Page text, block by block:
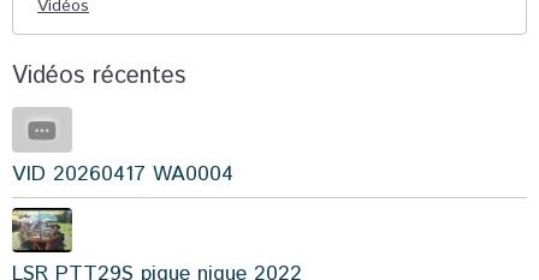
Vidéos
Vidéos récentes
VID 20260417 WA0004